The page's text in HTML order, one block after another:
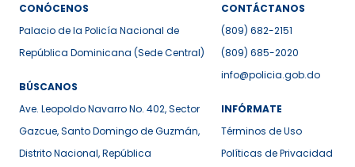
CONÓCENOS
Palacio de la Policía Nacional de
República Dominicana (Sede Central)
BÚSCANOS
Ave. Leopoldo Navarro No. 402, Sector
Gazcue, Santo Domingo de Guzmán,
Distrito Nacional, República
CONTÁCTANOS
(809) 682-2151
(809) 685-2020
info@policia.gob.do
INFÓRMATE
Términos de Uso
Políticas de Privacidad